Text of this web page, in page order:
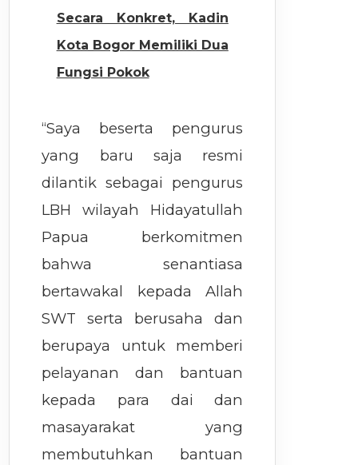
Secara Konkret, Kadin
Kota Bogor Memiliki Dua
Fungsi Pokok
“Saya beserta pengurus
yang baru saja resmi
dilantik sebagai pengurus
LBH wilayah Hidayatullah
Papua berkomitmen
bahwa senantiasa
bertawakal kepada Allah
SWT serta berusaha dan
berupaya untuk memberi
pelayanan dan bantuan
kepada para dai dan
masayarakat yang
membutuhkan bantuan